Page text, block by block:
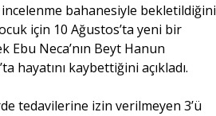
bahanesiyle bekletildiğini
için 10 Ağustos’ta yeni bir
Ebu Neca’nın Beyt Hanun
hayatını kaybettiğini açıkladı.
tedavilerine izin verilmeyen 3’ü